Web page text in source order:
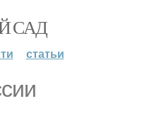
САД
статьи